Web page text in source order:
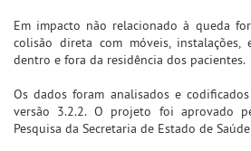
Em impacto não relacionado à queda
colisão direta com móveis, instalações,
dentro e fora da residência dos pacientes.
Os dados foram analisados e
versão 3.2.2. O projeto foi aprovado
Pesquisa da Secretaria de Estado de